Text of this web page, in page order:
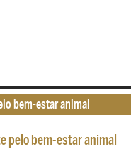
pelo bem-estar animal
bem-estar animal